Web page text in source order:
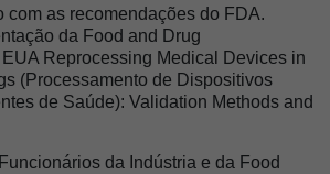
com as recomendações do FDA.
da Food and Drug
Reprocessing Medical Devices in
(Processamento de Dispositivos
de Saúde): Validation Methods and
da Indústria e da Food